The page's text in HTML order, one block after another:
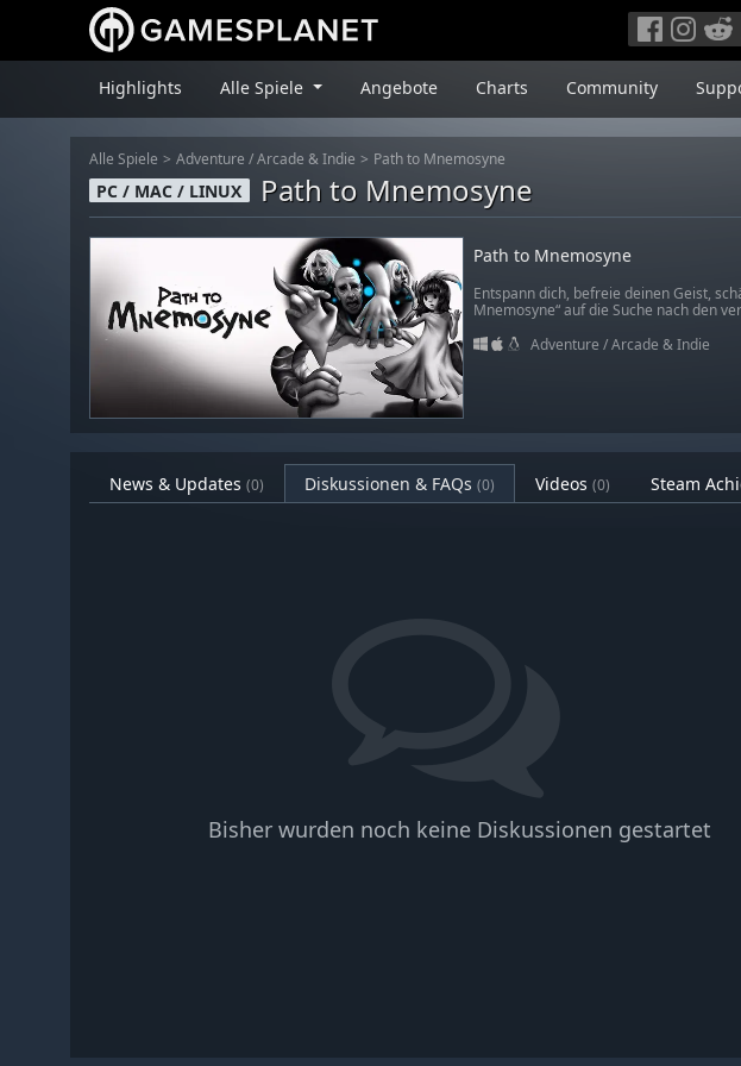
Highlights Alle Spiele Angebote Charts Community
Alle Spiele Adventure / Arcade & Indie Path to Mnemosyne
PC / MAC / LINUX Path to Mnemosyne
Path to Mnemosyne
Entspann dich, befreie deinen Geist,
Mnemosyne“ auf die Suche nach den
Adventure / Arcade & Indie
News & Updates (0) Diskussionen & FAQs (0) Videos (0) Steam
Bisher wurden noch keine Diskussionen gestartet